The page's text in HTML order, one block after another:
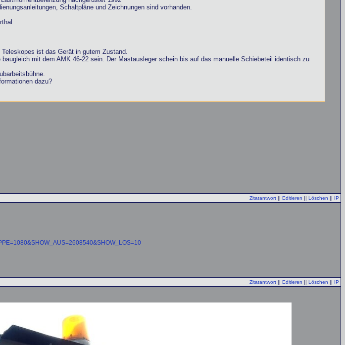
Schaltpläne und Zeichnungen sind vorhanden.
ist das Gerät in gutem Zustand.
mit dem AMK 46-22 sein. Der Mastausleger schein bis auf das manuelle Schiebeteil identisch zu
dazu?
Zitatantwort || Editieren || Löschen || IP
Zitatantwort || Editieren || Löschen || IP